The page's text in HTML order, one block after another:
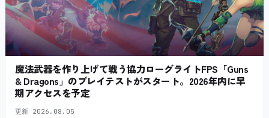
魔法武器を作り上げて戦う協力ローグライトFPS「Guns
& Dragons」のプレイテストがスタート。2026年内に早
期アクセスを予定
更新 2026.08.05